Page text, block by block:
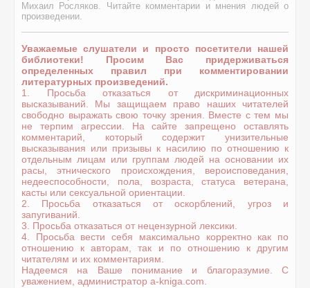
Михаил Росляков. Читайте комментарии и мнения людей о
произведении.
Уважаемые слушатели и просто посетители нашей
библиотеки! Просим Вас придерживаться
определенных правил при комментировании
литературных произведений.
1. Просьба отказаться от дискриминационных
высказываний. Мы защищаем право наших читателей
свободно выражать свою точку зрения. Вместе с тем мы
не терпим агрессии. На сайте запрещено оставлять
комментарий, который содержит унизительные
высказывания или призывы к насилию по отношению к
отдельным лицам или группам людей на основании их
расы, этнического происхождения, вероисповедания,
недееспособности, пола, возраста, статуса ветерана,
касты или сексуальной ориентации.
2. Просьба отказаться от оскорблений, угроз и
запугиваний.
3. Просьба отказаться от нецензурной лексики.
4. Просьба вести себя максимально корректно как по
отношению к авторам, так и по отношению к другим
читателям и их комментариям.
Надеемся на Ваше понимание и благоразумие. С
уважением, администратор a-kniga.com.